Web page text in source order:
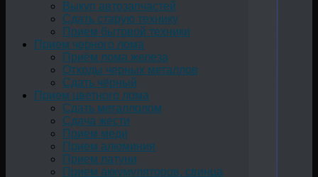
Выкуп автозапчастей
Сдать старую технику
Прием бытовой техники
Прием черного лома
Приём лома железа
Отходы черных металлов
Сдать чёрный
Прием цветного лома
Сдать металлолом
Сдача жести
Прием меди
Прием алюминия
Прием латуни
Прием аккумуляторов, свинца